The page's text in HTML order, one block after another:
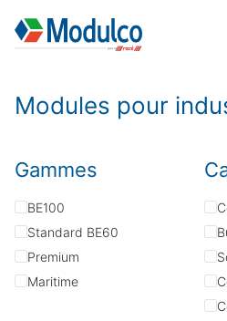
Modules pour
Gammes
BE100
Standard BE60
Premium
Maritime